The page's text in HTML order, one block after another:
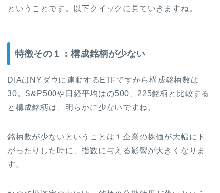
ということです。以下クイックに見ていきますね。
特徴その１：構成銘柄が少ない
DIAはNYダウに連動するETFですから構成銘柄数は
30。S&P500や日経平均はの500、225銘柄と比較する
と構成銘柄は、明らかに少ないですね。
銘柄数が少ないということは１企業の株価が大幅に下
がったりした時に、指数に与える影響が大きくなりま
す。